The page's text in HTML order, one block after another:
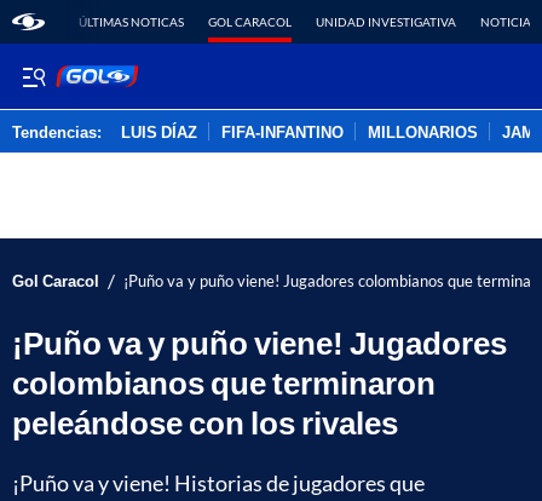
ÚLTIMAS NOTICAS GOL CARACOL UNIDAD INVESTIGATIVA NOTICIAS
Tendencias: LUIS DÍAZ FIFA-INFANTINO MILLONARIOS
Gol Caracol / ¡Puño va y puño viene! Jugadores colombianos que
¡Puño va y puño viene! Jugadores
colombianos que terminaron
peleándose con los rivales
¡Puño va y viene! Historias de jugadores que